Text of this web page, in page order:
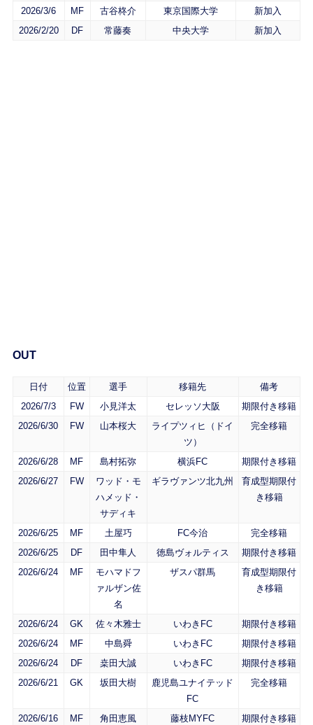
2026/3/6 MF 古谷柊介 東京国際大学
新加入
2026/2/20
DF 常藤奏 中央大学 新加入
OUT
日付 位置 選手 移籍先
備考
2026/7/3
FW 小見洋太 セレッソ大阪
期限付き移籍
2026/6/30
FW 山本桜大
ライプツィヒ（ドイ
ツ）
完全移籍
2026/6/28 MF 島村拓弥 横浜FC
期限付き移籍
2026/6/27
FW
ワッド・モ
ハメッド・
サディキ
ギラヴァンツ北九州
育成型期限付
き移籍
2026/6/25 MF 土屋巧 FC今治
完全移籍
2026/6/25
DF 田中隼人 徳島ヴォルティス
期限付き移籍
2026/6/24
MF
モハマドフ
ァルザン佐
名
ザスパ群馬
育成型期限付
き移籍
2026/6/24 GK 佐々木雅士 いわきFC
期限付き移籍
2026/6/24
MF 中島舜 いわきFC
期限付き移籍
2026/6/24
DF 桒田大誠 いわきFC
期限付き移籍
2026/6/21
GK 坂田大樹
鹿児島ユナイテッド
FC
完全移籍
2026/6/16 MF 角田恵風 藤枝MYFC
期限付き移籍